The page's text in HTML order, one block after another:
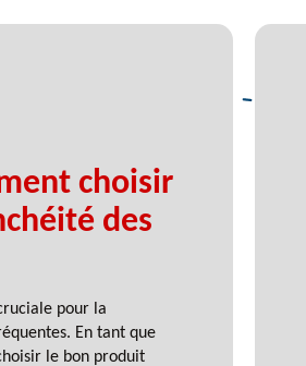
choisir
des
pour la
En tant que
le bon produit